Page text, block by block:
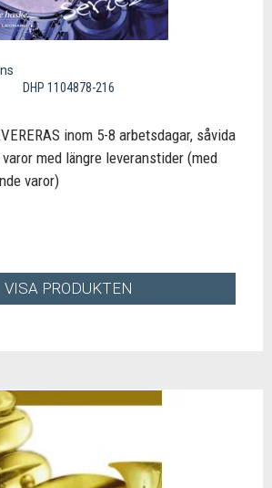
DHP 1104878-216
inom 5-8 arbetsdagar, såvida
med längre leveranstider (med
varor)
VISA PRODUKTEN